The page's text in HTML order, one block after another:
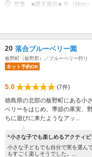
営業：■露天風呂■ 月（Mon
24:00 水-日（Wed-Sun）
（Mon）5:00-9:00、15:00-
専用駐車場あり（無料）
20 落合ブルーベリー園
板野町（板野郡）／ブルーベリー狩り
ネット予約OK
5.0
(7件)
徳島県の北部の板野町にある小
ベリーをはじめ、季節の果実、
ちに遊びに来たようなアッ...
“小さな子でも楽しめるアクティビ
小さな子どもでも自分で実を選ん
もすごく楽しそうでした。...